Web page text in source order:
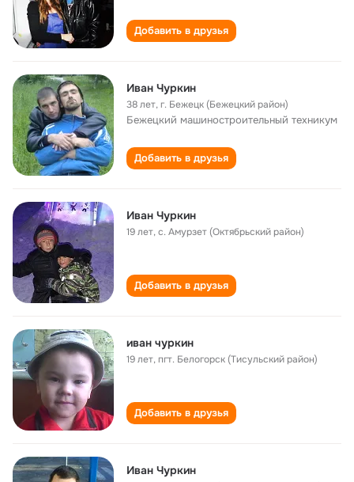
Добавить в друзья
Иван Чуркин
38 лет,г. Бежецк (Бежецкий район)
Бежецкий машиностроительный техникум
Добавить в друзья
Иван Чуркин
19 лет,с. Амурзет (Октябрьский район)
Добавить в друзья
иван чуркин
19 лет,пгт. Белогорск (Тисульский район)
Добавить в друзья
Иван Чуркин